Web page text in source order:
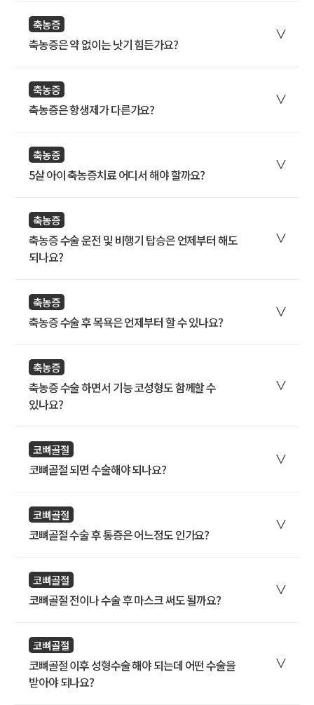
축농증
축농증은 약 없이는 낫기 힘든가요?
축농증
축농증은 항생제가 다른가요?
축농증
5살 아이 축농증치료 어디서 해야 할까요?
축농증
축농증 수술 운전 및 비행기 탑승은 언제부터 해도
되나요?
축농증
축농증 수술 후 목욕은 언제부터 할 수 있나요?
축농증
축농증 수술 하면서 기능 코성형도 함께할 수
있나요?
코뼈골절
코뼈골절 되면 수술해야 되나요?
코뼈골절
코뼈골절 수술 후 통증은 어느정도 인가요?
코뼈골절
코뼈골절 전이나 수술 후 마스크 써도 될까요?
코뼈골절
코뼈골절 이후 성형수술 해야 되는데 어떤 수술을
받아야 되나요?